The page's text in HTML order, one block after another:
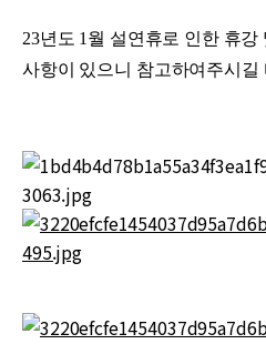
23년도 1월 설연휴로 인한 휴강
사항이 있으니 참고하여주시길